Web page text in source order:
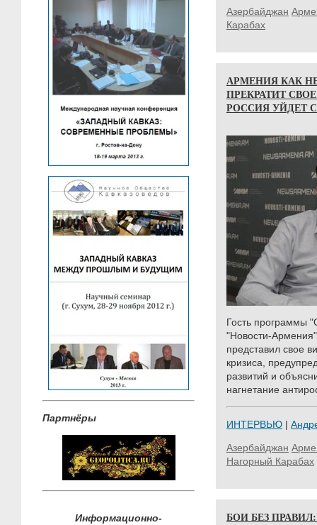
Партнёры
Информационно-
Азербайджан
Карабах
АРМЕНИЯ КАК
ПРЕКРАТИТ
РОССИЯ УЙДЕТ
Гость программы
"Новости-
представил свое
кризиса,
развитий и
нагнетание
ИНТЕРВЬЮ |
Азербайджан
Нагорный Карабах
БОИ БЕЗ